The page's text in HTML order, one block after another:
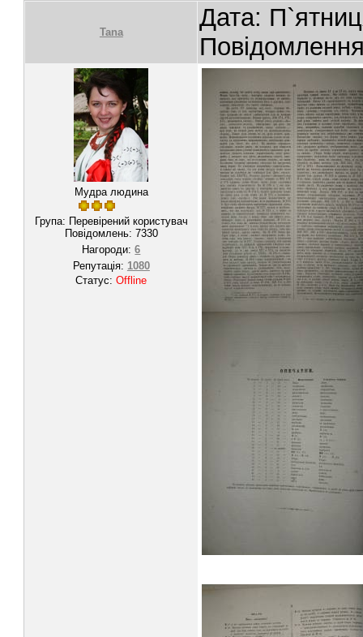
Tana
Дата:
Мудра людина
Група: Перевірений користувач
Повідомлень: 7330
Нагороди:6
Репутація: 1080
Статус:Offline